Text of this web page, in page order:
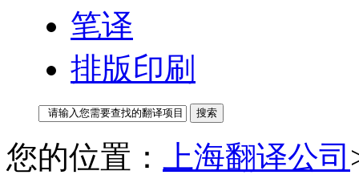
笔译
排版印刷
您的位置： 上海翻译公司